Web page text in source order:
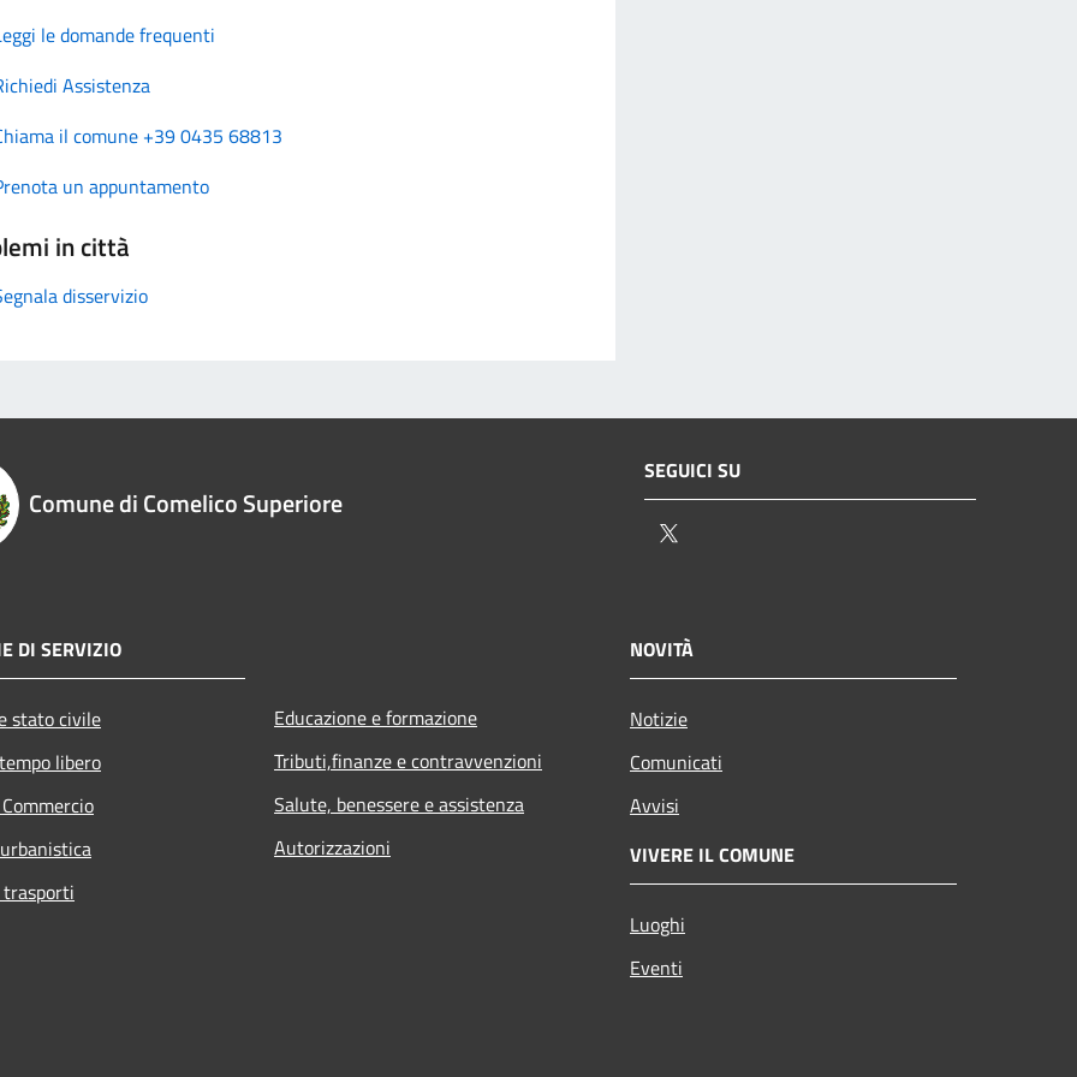
le domande frequenti
Assistenza
il comune +39 0435 68813
un appuntamento
in città
disservizio
Comune di Comelico Superiore
SEGUICI SU
DI SERVIZIO
stato civile
libero
Educazione e formazione
Tributi,finanze e contravvenzioni
Salute, benessere e assistenza
Autorizzazioni
NOVITÀ
Notizie
Comunicati
Avvisi
VIVERE IL COMUNE
Luoghi
Eventi